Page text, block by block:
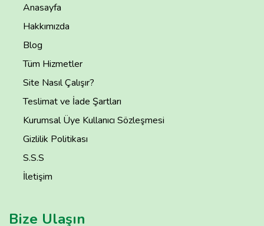
Anasayfa
Hakkımızda
Blog
Tüm Hizmetler
Site Nasıl Çalışır?
Teslimat ve İade Şartları
Kurumsal Üye Kullanıcı Sözleşmesi
Gizlilik Politikası
S.S.S
İletişim
Bize Ulaşın